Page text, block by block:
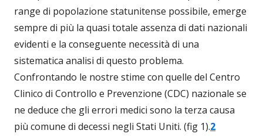
range di popolazione statunitense possibile, emerge
sempre di più la quasi totale assenza di dati nazionali
evidenti e la conseguente necessità di una
sistematica analisi di questo problema.
Confrontando le nostre stime con quelle del Centro
Clinico di Controllo e Prevenzione (CDC) nazionale se
ne deduce che gli errori medici sono la terza causa
più comune di decessi negli Stati Uniti. (fig 1).2